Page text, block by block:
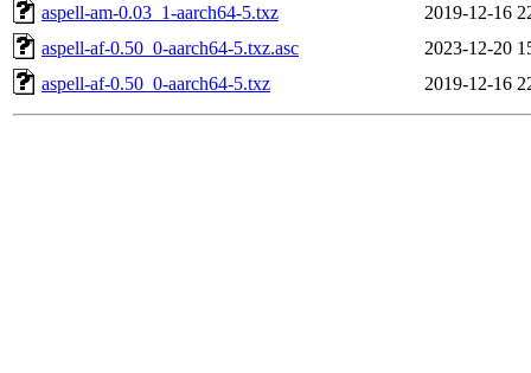
aspell-am-0.03_1-aarch64-5.txz
2019-12-16
aspell-af-0.50_0-aarch64-5.txz.asc
2023-12-20
aspell-af-0.50_0-aarch64-5.txz
2019-12-16